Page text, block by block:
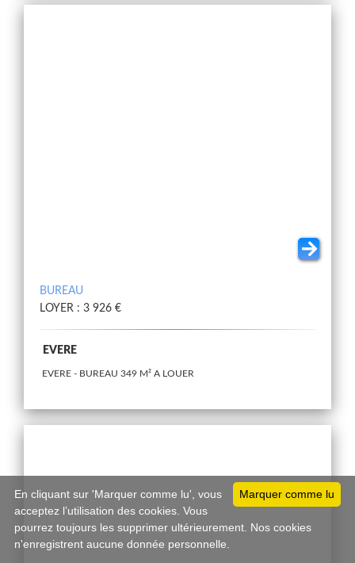
BUREAU
LOYER : 3 926 €
EVERE
EVERE - BUREAU 349 M² A LOUER
Marquer comme lu
En cliquant sur 'Marquer comme lu', vous
acceptez l’utilisation des cookies. Vous
pourrez toujours les supprimer ultérieurement. Nos cookies
n'enregistrent aucune donnée personnelle.